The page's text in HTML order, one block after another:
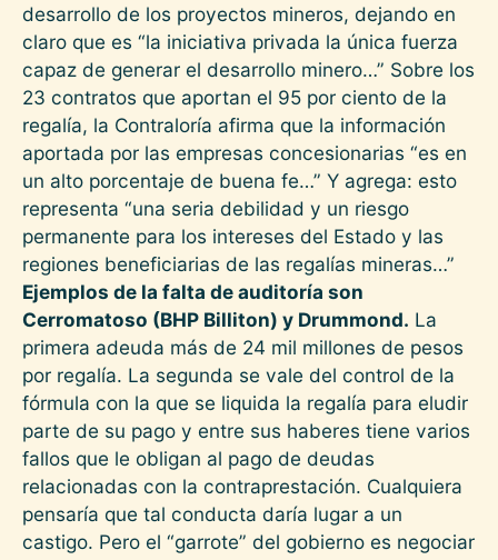
desarrollo de los proyectos mineros, dejando en
claro que es “la iniciativa privada la única fuerza
capaz de generar el desarrollo minero…” Sobre los
23 contratos que aportan el 95 por ciento de la
regalía, la Contraloría afirma que la información
aportada por las empresas concesionarias “es en
un alto porcentaje de buena fe…” Y agrega: esto
representa “una seria debilidad y un riesgo
permanente para los intereses del Estado y las
regiones beneficiarias de las regalías mineras…”
Ejemplos de la falta de auditoría son
Cerromatoso (BHP Billiton) y Drummond. La
primera adeuda más de 24 mil millones de pesos
por regalía. La segunda se vale del control de la
fórmula con la que se liquida la regalía para eludir
parte de su pago y entre sus haberes tiene varios
fallos que le obligan al pago de deudas
relacionadas con la contraprestación. Cualquiera
pensaría que tal conducta daría lugar a un
castigo. Pero el “garrote” del gobierno es negociar